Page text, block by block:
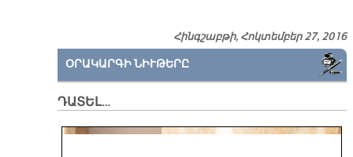
Հինգշաբթի, Հոկտեմբեր 27, 2016
ՕՐԱԿԱՐԳԻ ՆԻՒԹԵՐԸ
ԴԱՏԵԼ…